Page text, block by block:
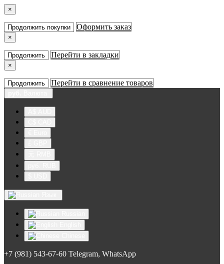
×
Продолжить покупки Оформить заказ
×
Продолжить Перейти в закладки
×
Продолжить Перейти в сравнение товаров
+7 (981) 543-67-60 Telegram, WhatsApp